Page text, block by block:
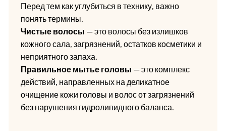
Перед тем как углубиться в технику, важно
понять термины.
Чистые волосы — это волосы без излишков
кожного сала, загрязнений, остатков косметики и
неприятного запаха.
Правильное мытье головы — это комплекс
действий, направленных на деликатное
очищение кожи головы и волос от загрязнений
без нарушения гидролипидного баланса.